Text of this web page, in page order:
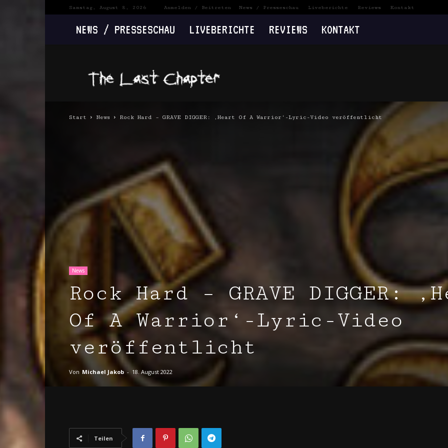
Samstag, August 8, 2026 Anmelden / Beitreten News / Presseschau Liveberichte Reviews Kontakt
NEWS / PRESSESCHAU LIVEBERICHTE REVIEWS KONTAKT
Last
Chapter
Start News Rock Hard – GRAVE DIGGER: ‚Heart Of A Warrior‘-Lyric-Video veröffentlicht
News
Rock Hard – GRAVE DIGGER:
Of A Warrior‘-Lyric-Video
veröffentlicht
Von Michael Jakob - 18. August 2022
Teilen